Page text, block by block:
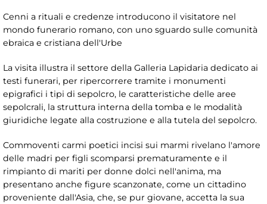
Cenni a rituali e credenze introducono il visitatore nel
mondo funerario romano, con uno sguardo sulle comunità
ebraica e cristiana dell'Urbe
La visita illustra il settore della Galleria Lapidaria dedicato ai
testi funerari, per ripercorrere tramite i monumenti
epigrafici i tipi di sepolcro, le caratteristiche delle aree
sepolcrali, la struttura interna della tomba e le modalità
giuridiche legate alla costruzione e alla tutela del sepolcro.
Commoventi carmi poetici incisi sui marmi rivelano l'amore
delle madri per figli scomparsi prematuramente e il
rimpianto di mariti per donne dolci nell'anima, ma
presentano anche figure scanzonate, come un cittadino
proveniente dall'Asia, che, se pur giovane, accetta la sua